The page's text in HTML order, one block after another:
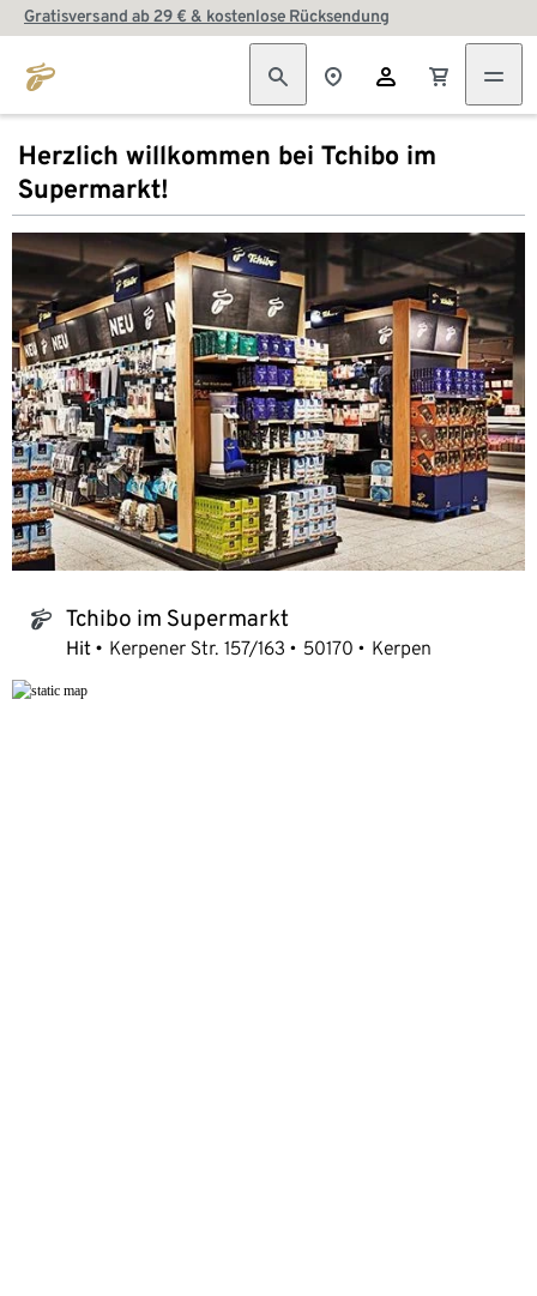
Gratisversand ab 29 € & kostenlose Rücksendung
Herzlich willkommen bei Tchibo im
Supermarkt!
tchibo_logo Tchibo im Supermarkt
Hit Kerpener Str. 157/163 50170 Kerpen